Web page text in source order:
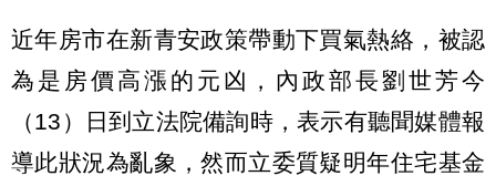
近年房市在新青安政策帶動下買氣熱絡，被認
為是房價高漲的元凶，內政部長劉世芳今
（13）日到立法院備詢時，表示有聽聞媒體報
導此狀況為亂象，然而立委質疑明年住宅基金